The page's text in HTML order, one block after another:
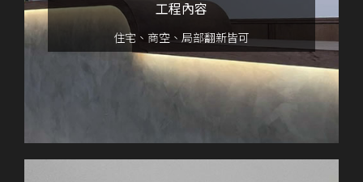
工程內容
住宅、商空、局部翻新皆可